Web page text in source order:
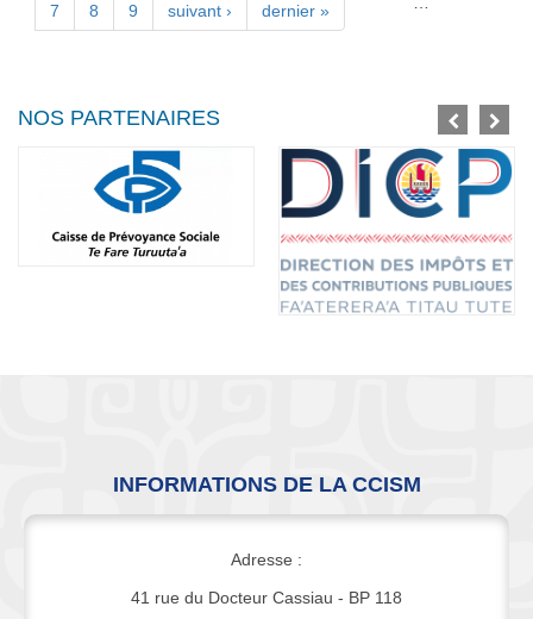
7 8 9 suivant › dernier »
NOS PARTENAIRES
INFORMATIONS DE LA CCISM
Adresse :
41 rue du Docteur Cassiau - BP 118